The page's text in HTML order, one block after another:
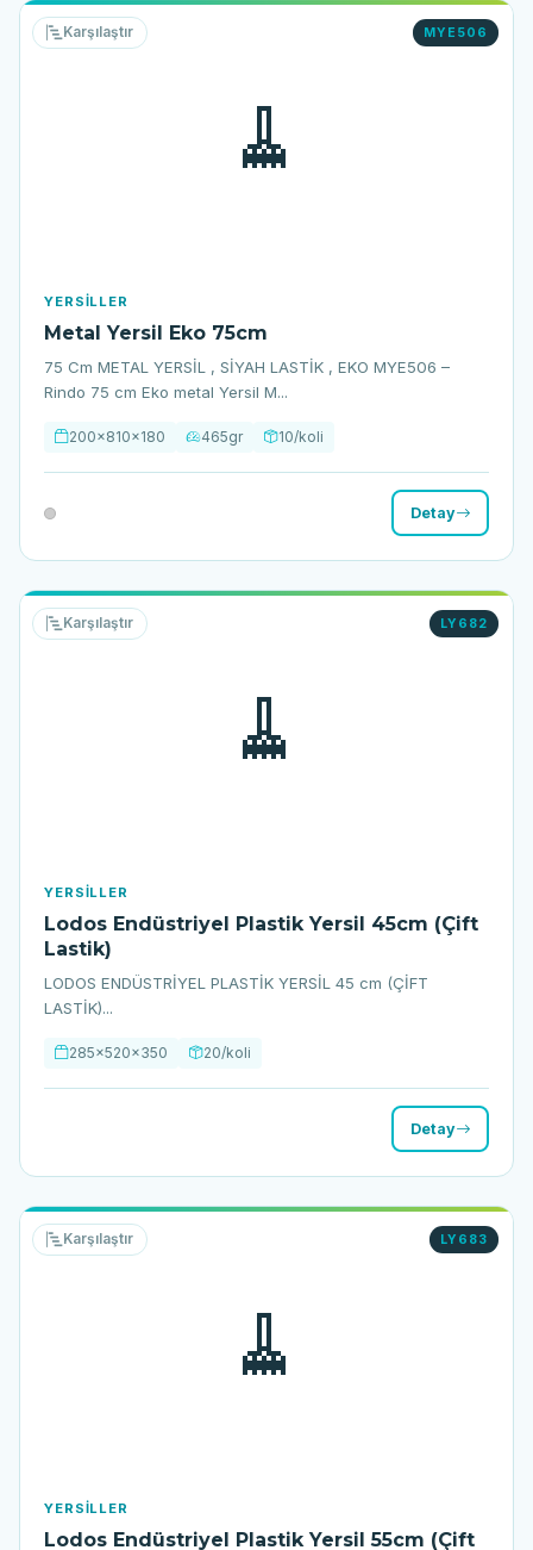
🧹
MYE506
Karşılaştır
YERSILLER
Metal Yersil Eko 75cm
75 Cm METAL YERSİL , SİYAH LASTİK , EKO MYE506 –
Rindo 75 cm Eko metal Yersil M...
200x810x180 465gr 10/koli
Detay
🧹
LY682
Karşılaştır
YERSILLER
Lodos Endüstriyel Plastik Yersil 45cm (Çift
Lastik)
LODOS ENDÜSTRİYEL PLASTİK YERSİL 45 cm (ÇİFT
LASTİK)...
285x520x350 20/koli
Detay
🧹
LY683
Karşılaştır
YERSILLER
Lodos Endüstriyel Plastik Yersil 55cm (Çift